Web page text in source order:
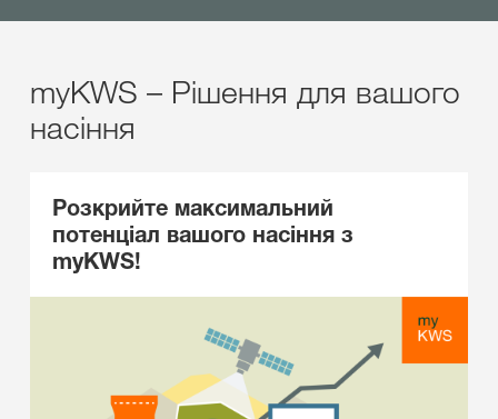
myKWS – Рішення для вашого
насіння
Розкрийте максимальний
потенціал вашого насіння з
myKWS!